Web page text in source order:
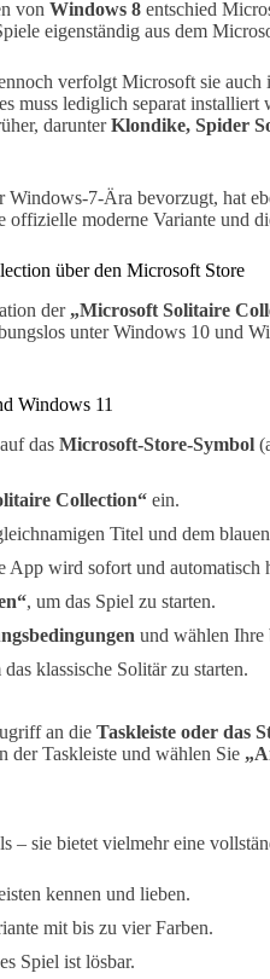
von Windows 8 entschied
eigenständig aus dem
verfolgt Microsoft sie auch
muss lediglich separat installiert
darunterKlondike, Spider
Windows-7-Ära bevorzugt, hat
moderne Variante und
über den Microsoft Store
der „Microsoft Solitaire
unter Windows 10 und
Windows 11
das Microsoft-Store-Symbol
Collection“ ein.
Titel und dem
App wird sofort und automatisch
, um das Spiel zu starten.
und wählen Ihre
das klassische Solitär zu starten.
an die Taskleiste oder das
der Taskleiste und wählen Sie
– sie bietet vielmehr eine
kennen und lieben.
mit bis zu vier Farben.
Spiel ist lösbar.